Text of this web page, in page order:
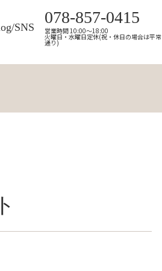
SNS
078-857-0415
営業時間 10:00～18:00
火曜日・水曜日定休(祝・休日の場合は平常
通り)